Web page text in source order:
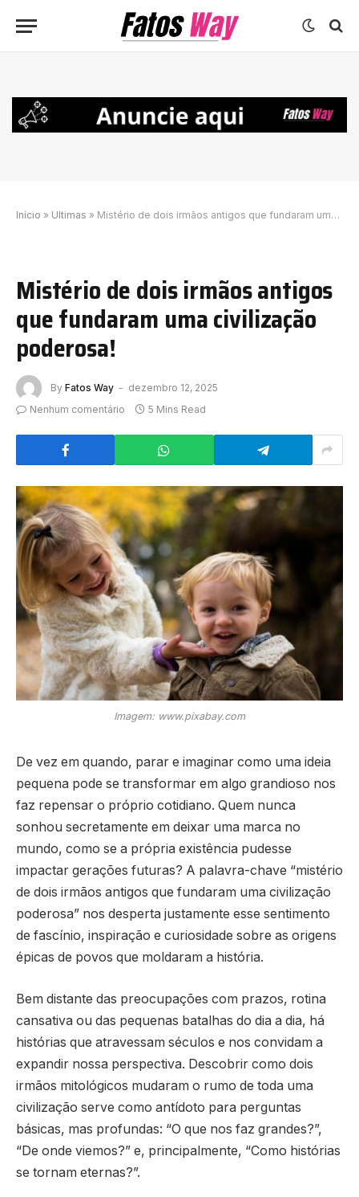
Início » Ultimas » Mistério de dois irmãos antigos que fundaram uma civilização poderosa!
Mistério de dois irmãos antigos
que fundaram uma civilização
poderosa!
By Fatos Way
dezembro 12, 2025
Nenhum comentário
5 Mins Read
Imagem: www.pixabay.com
De vez em quando, parar e imaginar como uma ideia
pequena pode se transformar em algo grandioso nos
faz repensar o próprio cotidiano. Quem nunca
sonhou secretamente em deixar uma marca no
mundo, como se a própria existência pudesse
impactar gerações futuras? A palavra-chave “mistério
de dois irmãos antigos que fundaram uma civilização
poderosa” nos desperta justamente esse sentimento
de fascínio, inspiração e curiosidade sobre as origens
épicas de povos que moldaram a história.
Bem distante das preocupações com prazos, rotina
cansativa ou das pequenas batalhas do dia a dia, há
histórias que atravessam séculos e nos convidam a
expandir nossa perspectiva. Descobrir como dois
irmãos mitológicos mudaram o rumo de toda uma
civilização serve como antídoto para perguntas
básicas, mas profundas: “O que nos faz grandes?”,
“De onde viemos?” e, principalmente, “Como histórias
se tornam eternas?”.